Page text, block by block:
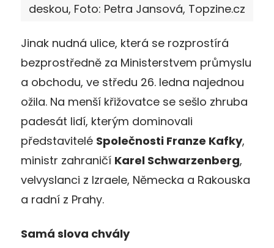
deskou, Foto: Petra Jansová, Topzine.cz
Jinak nudná ulice, která se rozprostírá
bezprostředně za Ministerstvem průmyslu
a obchodu, ve středu 26. ledna najednou
ožila. Na menší křižovatce se sešlo zhruba
padesát lidí, kterým dominovali
představitelé Společnosti Franze Kafky,
ministr zahraničí Karel Schwarzenberg,
velvyslanci z Izraele, Německa a Rakouska
a radní z Prahy.
Samá slova chvály